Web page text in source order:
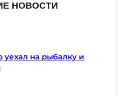
НОВОСТИ
на рыбалку и